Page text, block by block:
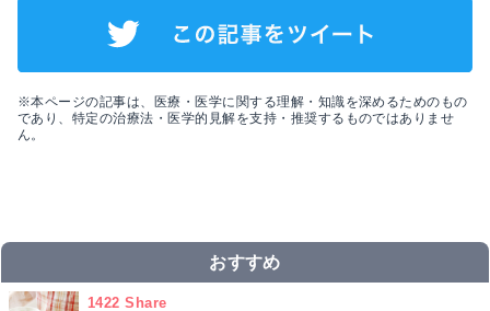
※本ページの記事は、医療・医学に関する理解・知識を深めるためのもの
であり、特定の治療法・医学的見解を支持・推奨するものではありませ
ん。
おすすめ
1422 Share